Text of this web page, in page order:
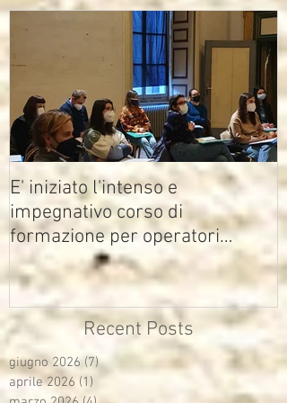
E' iniziato l'intenso e
impegnativo corso di
formazione per operatori
multimediali Avisco
Recent Posts
giugno 2026 (7)7 post
aprile 2026 (1)